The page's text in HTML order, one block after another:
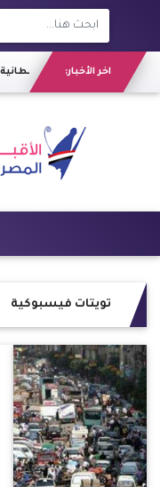
اخر الأخبار:
تسليم 400 بطانية و لحاف للأسر الأكثر احتياجا بقرية الجزيرية بقنا
تويتات فيسبوكية